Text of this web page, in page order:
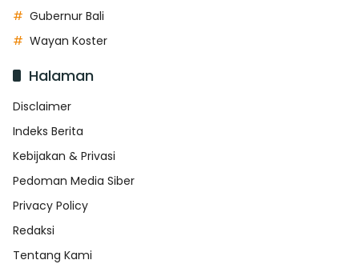
Gubernur Bali
Wayan Koster
Halaman
Disclaimer
Indeks Berita
Kebijakan & Privasi
Pedoman Media Siber
Privacy Policy
Redaksi
Tentang Kami